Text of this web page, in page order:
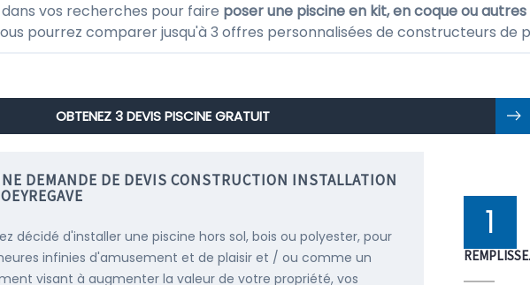
vos recherches pour faire poser une piscine en kit, en coque ou autres
pourrez comparer jusqu'à 3 offres personnalisées de constructeurs de
OBTENEZ 3 DEVIS PISCINE GRATUIT
DEMANDE DE DEVIS CONSTRUCTION INSTALLATION
décidé d'installer une piscine hors sol, bois ou polyester, pour
infinies d'amusement et de plaisir et / ou comme un
visant à augmenter la valeur de votre propriété, vos
1